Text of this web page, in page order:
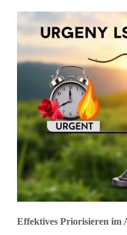
Effektives Priorisieren im